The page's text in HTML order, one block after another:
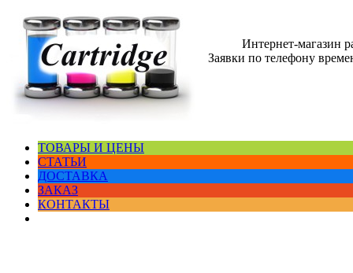
Интернет-магазин
Заявки по телефону
ТОВАРЫ И ЦЕНЫ
СТАТЬИ
ДОСТАВКА
ЗАКАЗ
КОНТАКТЫ